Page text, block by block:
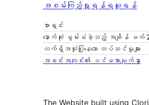
အစမ်းကြည့်ရှုရန် ရယူရန်
ဗားရှင်း
နောက်ဆုံး မွမ်းမံခဲ့သည့် အချိန် မတ်
လက်ရှိအသုံးပြုနေသော တပ်ဆင်မှုများ
အခင်းအကျင်း၏ ပင်မစာမျက်နှာ
The Website built using